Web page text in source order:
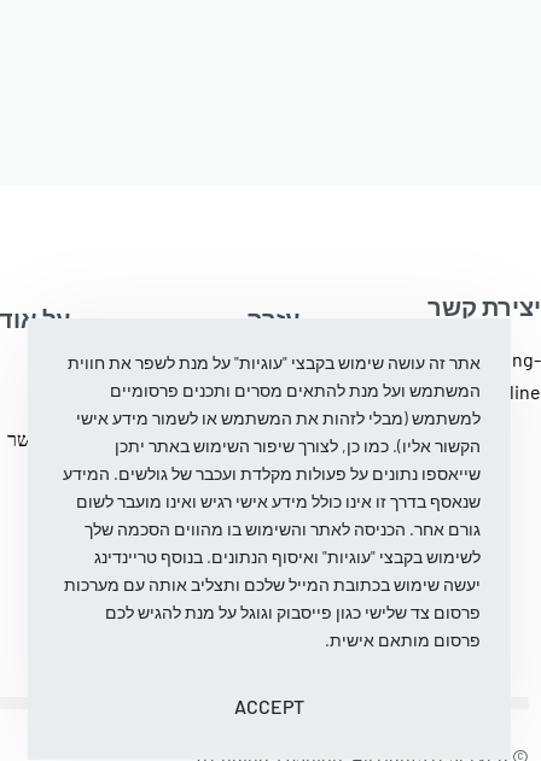
יצירת קשר
info@trending-
fashion.online
עֶזרָה
מדיניות ביטול והחלפת
מוצרים
על
בלוג
צור קשר
© Trending-Fashion. All rights reserved.
אתר זה עושה שימוש בקבצי "עוגיות" על מנת לשפר את חווית
המשתמש ועל מנת להתאים מסרים ותכנים פרסומיים
למשתמש (מבלי לזהות את המשתמש או לשמור מידע אישי
הקשור אליו). כמו כן, לצורך שיפור השימוש באתר יתכן
שייאספו נתונים על פעולות מקלדת ועכבר של גולשים. המידע
שנאסף בדרך זו אינו כולל מידע אישי רגיש ואינו מועבר לשום
גורם אחר. הכניסה לאתר והשימוש בו מהווים הסכמה שלך
לשימוש בקבצי "עוגיות" ואיסוף הנתונים. בנוסף טריינדינג
יעשה שימוש בכתובת המייל שלכם ותצליב אותה עם מערכות
פרסום צד שלישי כגון פייסבוק וגוגל על מנת להגיש לכם
פרסום מותאם אישית.
ACCEPT